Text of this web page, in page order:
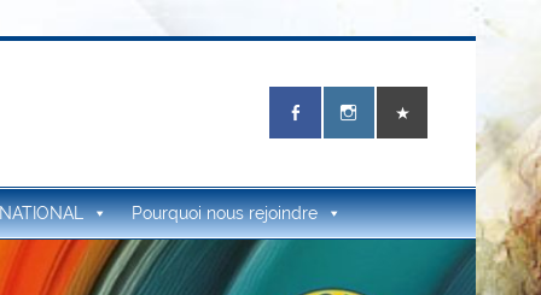
Pourquoi nous rejoindre